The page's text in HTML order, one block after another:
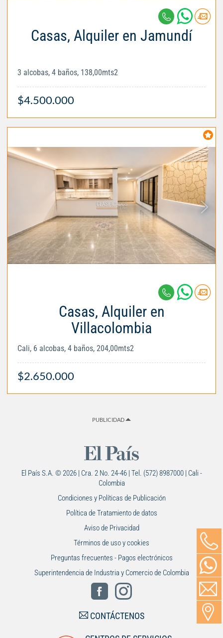
Casas, Alquiler en Jamundí
3 alcobas, 4 baños, 138,00mts2
$4.500.000
Casas, Alquiler en
Villacolombia
Cali, 6 alcobas, 4 baños, 204,00mts2
$2.650.000
PUBLICIDAD
El País S.A. © 2026 | Cra. 2 No. 24-46 | Tel. (572) 8987000 | Cali -
Colombia
Condiciones y Políticas de Publicación
Política de Tratamiento de datos
Aviso de Privacidad
Términos de uso y cookies
Preguntas frecuentes - Pagos electrónicos
Superintendencia de Industria y Comercio de Colombia
CONTÁCTENOS